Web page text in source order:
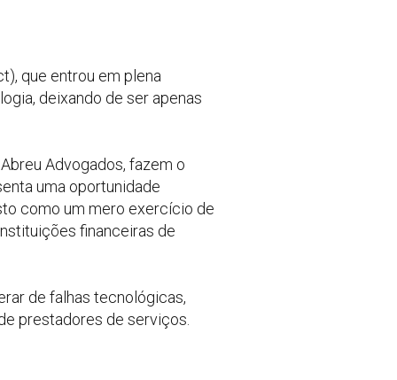
que entrou em plena
deixando de ser apenas
Advogados, fazem o
uma oportunidade
como um mero exercício de
financeiras de
de falhas tecnológicas,
prestadores de serviços.